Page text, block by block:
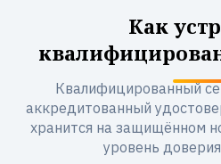
Как
Квалифицированный
аккредитованный
хранится на защищённом
уровень